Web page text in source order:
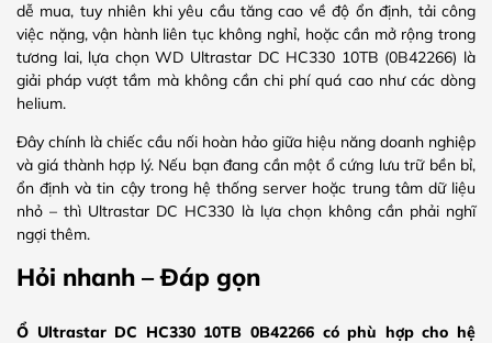
dễ mua, tuy nhiên khi yêu cầu tăng cao về độ ổn định, tải công
việc nặng, vận hành liên tục không nghỉ, hoặc cần mở rộng trong
tương lai, lựa chọn WD Ultrastar DC HC330 10TB (0B42266) là
giải pháp vượt tầm mà không cần chi phí quá cao như các dòng
helium.
Đây chính là chiếc cầu nối hoàn hảo giữa hiệu năng doanh nghiệp
và giá thành hợp lý. Nếu bạn đang cần một ổ cứng lưu trữ bền bỉ,
ổn định và tin cậy trong hệ thống server hoặc trung tâm dữ liệu
nhỏ – thì Ultrastar DC HC330 là lựa chọn không cần phải nghĩ
ngợi thêm.
Hỏi nhanh – Đáp gọn
Ổ Ultrastar DC HC330 10TB 0B42266 có phù hợp cho hệ